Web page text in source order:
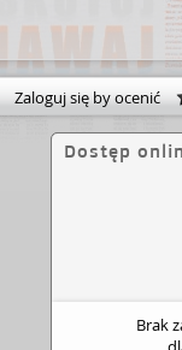
Zaloguj się by ocenić
Dostęp
Brak